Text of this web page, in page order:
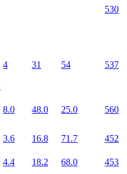
530
4 31 54 537
8.0 48.0 25.0 560
3.6 16.8 71.7 452
4.4 18.2 68.0
453